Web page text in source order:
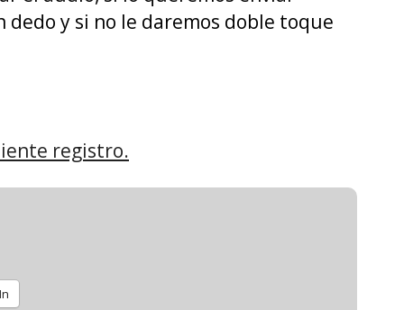
y si no le daremos doble toque
registro.